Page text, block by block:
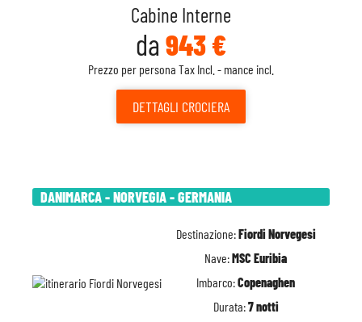
Cabine Interne
da 943 €
Prezzo per persona Tax Incl. - mance incl.
DETTAGLI CROCIERA
DANIMARCA - NORVEGIA - GERMANIA
Destinazione:Fiordi Norvegesi
Nave:MSC Euribia
Imbarco:Copenaghen
Durata:7 notti